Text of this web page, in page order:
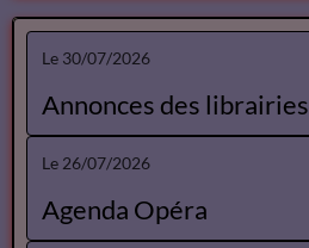
Le 30/07/2026
Annonces des librairies
Le 26/07/2026
Agenda Opéra